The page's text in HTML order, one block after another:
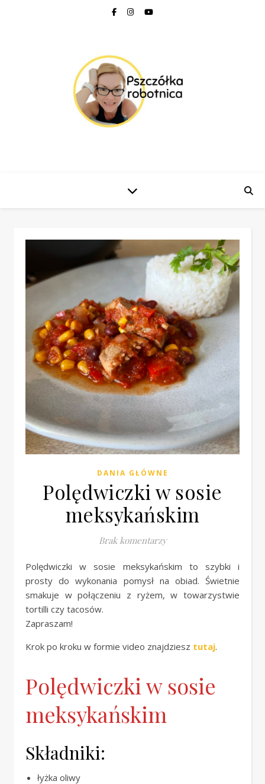
DANIA GŁÓWNE
Polędwiczki w sosie
meksykańskim
Brak komentarzy
Polędwiczki w sosie meksykańskim to szybki i
prosty do wykonania pomysł na obiad. Świetnie
smakuje w połączeniu z ryżem, w towarzystwie
tortilli czy tacosów.
Zapraszam!
Krok po kroku w formie video znajdziesz tutaj.
Polędwiczki w sosie
meksykańskim
Składniki:
łyżka oliwy